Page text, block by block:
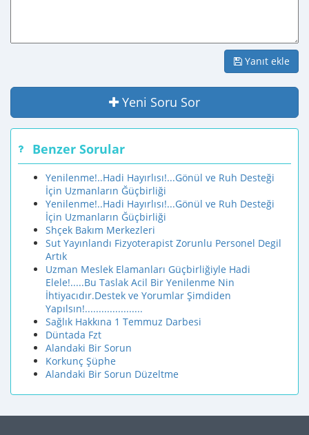
Yanıt ekle
Yeni Soru Sor
Benzer Sorular
Yenilenme!..Hadi Hayırlısı!...Gönül ve Ruh Desteği
İçin Uzmanların Ğüçbirliği
Yenilenme!..Hadi Hayırlısı!...Gönül ve Ruh Desteği
İçin Uzmanların Ğüçbirliği
Shçek Bakım Merkezleri
Sut Yayınlandı Fizyoterapist Zorunlu Personel Degil
Artık
Uzman Meslek Elamanları Güçbirliğiyle Hadi
Elele!.....Bu Taslak Acil Bir Yenilenme Nin
İhtiyacıdır.Destek ve Yorumlar Şimdiden
Yapılsın!.....................
Sağlık Hakkına 1 Temmuz Darbesi
Düntada Fzt
Alandaki Bir Sorun
Korkunç Şüphe
Alandaki Bir Sorun Düzeltme